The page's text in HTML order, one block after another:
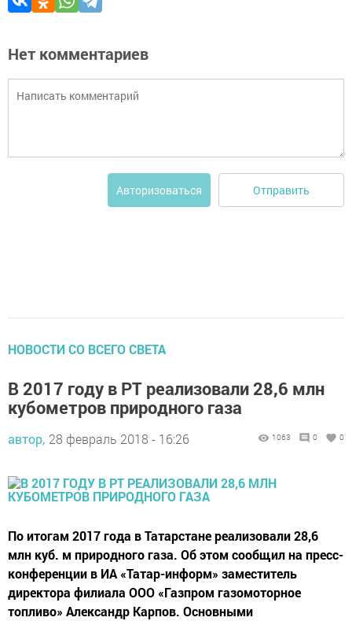
Нет комментариев
Авторизоваться Отправить
НОВОСТИ СО ВСЕГО СВЕТА
В 2017 году в РТ реализовали 28,6 млн
кубометров природного газа
автор, 28 февраль 2018 - 16:26 1063 0 0
По итогам 2017 года в Татарстане реализовали 28,6
млн куб. м природного газа. Об этом сообщил на пресс-
конференции в ИА «Татар-информ» заместитель
директора филиала ООО «Газпром газомоторное
топливо» Александр Карпов. Основными